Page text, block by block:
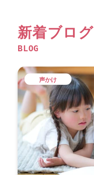
新着ブログ
BLOG
声かけ